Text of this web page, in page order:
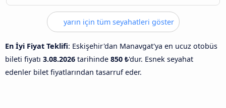
yarın için tüm seyahatleri göster
En İyi Fiyat Teklifi: Eskişehir'dan Manavgat'ya en ucuz otobüs
bileti fiyatı 3.08.2026 tarihinde 850 ₺'dur. Esnek seyahat
edenler bilet fiyatlarından tasarruf eder.